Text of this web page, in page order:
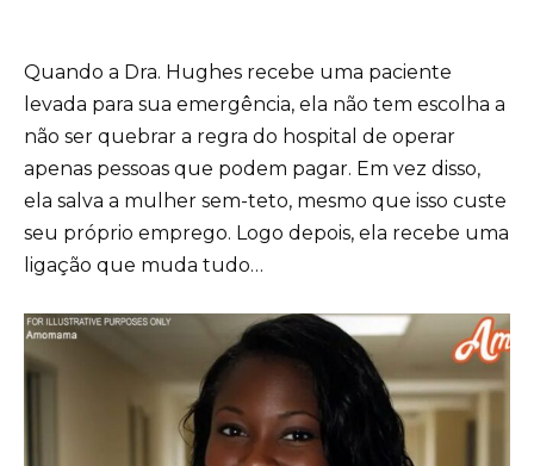
Quando a Dra. Hughes recebe uma paciente
levada para sua emergência, ela não tem escolha a
não ser quebrar a regra do hospital de operar
apenas pessoas que podem pagar. Em vez disso,
ela salva a mulher sem-teto, mesmo que isso custe
seu próprio emprego. Logo depois, ela recebe uma
ligação que muda tudo…